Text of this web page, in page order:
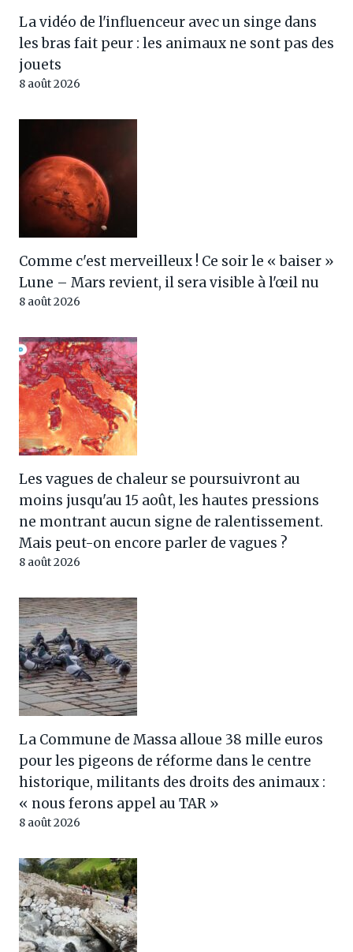
La vidéo de l'influenceur avec un singe dans
les bras fait peur : les animaux ne sont pas des
jouets
8 août 2026
Comme c'est merveilleux ! Ce soir le « baiser »
Lune – Mars revient, il sera visible à l'œil nu
8 août 2026
Les vagues de chaleur se poursuivront au
moins jusqu'au 15 août, les hautes pressions
ne montrant aucun signe de ralentissement.
Mais peut-on encore parler de vagues ?
8 août 2026
La Commune de Massa alloue 38 mille euros
pour les pigeons de réforme dans le centre
historique, militants des droits des animaux :
« nous ferons appel au TAR »
8 août 2026